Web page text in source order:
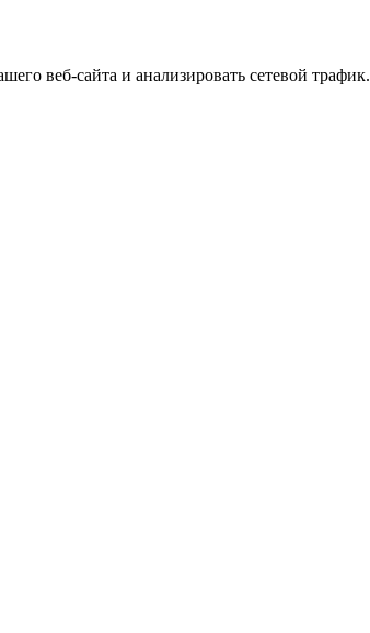
веб-сайта и анализировать сетевой трафик.